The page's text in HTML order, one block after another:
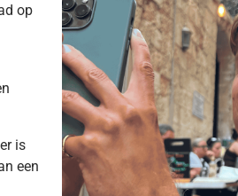
op
is
een